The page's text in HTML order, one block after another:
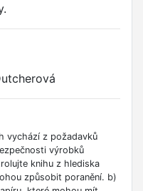
vychází z požadavků
výrobků
knihu z hlediska
způsobit poranění. b)